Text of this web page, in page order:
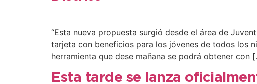
“Esta nueva propuesta surgió desde el área de
tarjeta con beneficios para los jóvenes de todos los
herramienta que dese mañana se podrá obtener con
Esta tarde se lanza